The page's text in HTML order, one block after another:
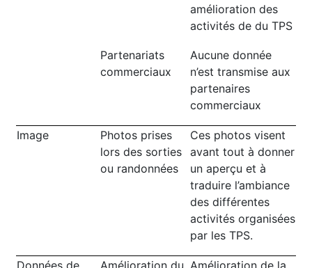
amélioration des
activités de du TPS
Partenariats
commerciaux
Aucune donnée
n’est transmise aux
partenaires
commerciaux
Image
Photos prises
lors des sorties
ou randonnées
Ces photos visent
avant tout à donner
un aperçu et à
traduire l’ambiance
des différentes
activités organisées
par les TPS.
Données de Amélioration du Amélioration de la